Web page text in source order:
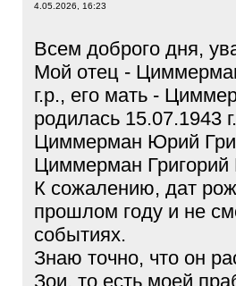
4.05.2026, 16:23
Всем доброго дня,
Мой отец -
г.р., его мать -
родилась 15.07.1943
Циммерман Юрий
Циммерман Григорий
К сожалению, дат
прошлом году и не
событиях.
Знаю точно, что он
Зои, то есть моей